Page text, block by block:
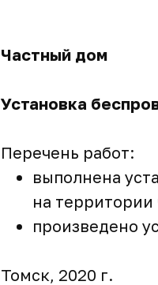
Частный дом
Установка
Перечень работ:
выполнена
на территории
произведено
Томск, 2020 г.